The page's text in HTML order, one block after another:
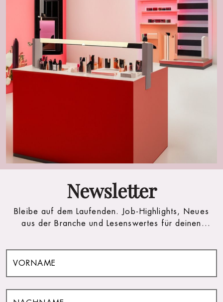
Newsletter
Bleibe auf dem Laufenden. Job-Highlights, Neues
aus der Branche und Lesenswertes für deinen